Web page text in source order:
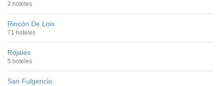
2 hoteles
Rincón De Loix
71 hoteles
Rojales
5 hoteles
San Fulgencio